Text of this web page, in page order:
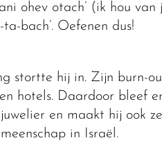
ohev otach’ (ik hou
bach’. Oefenen dus!
stortte hij in. Zijn burn-
hotels. Daardoor bleef
en maakt hij ook
in Israël.